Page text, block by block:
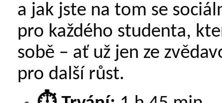
a jak jste na tom se
pro každého studenta,
sobě – ať už jen ze
pro další růst.